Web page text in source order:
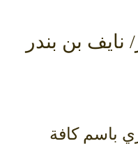
نايف بن بندر
باسم كافة